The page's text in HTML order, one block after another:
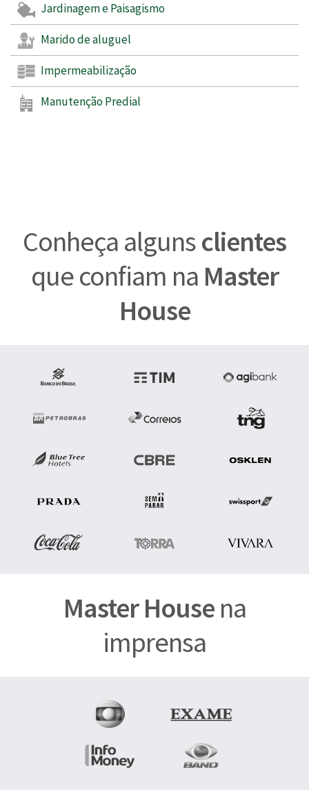
Jardinagem e Paisagismo
Marido de aluguel
Impermeabilização
Manutenção Predial
Conheça algunsclientes
que confiam na Master
House
Master Housena
imprensa